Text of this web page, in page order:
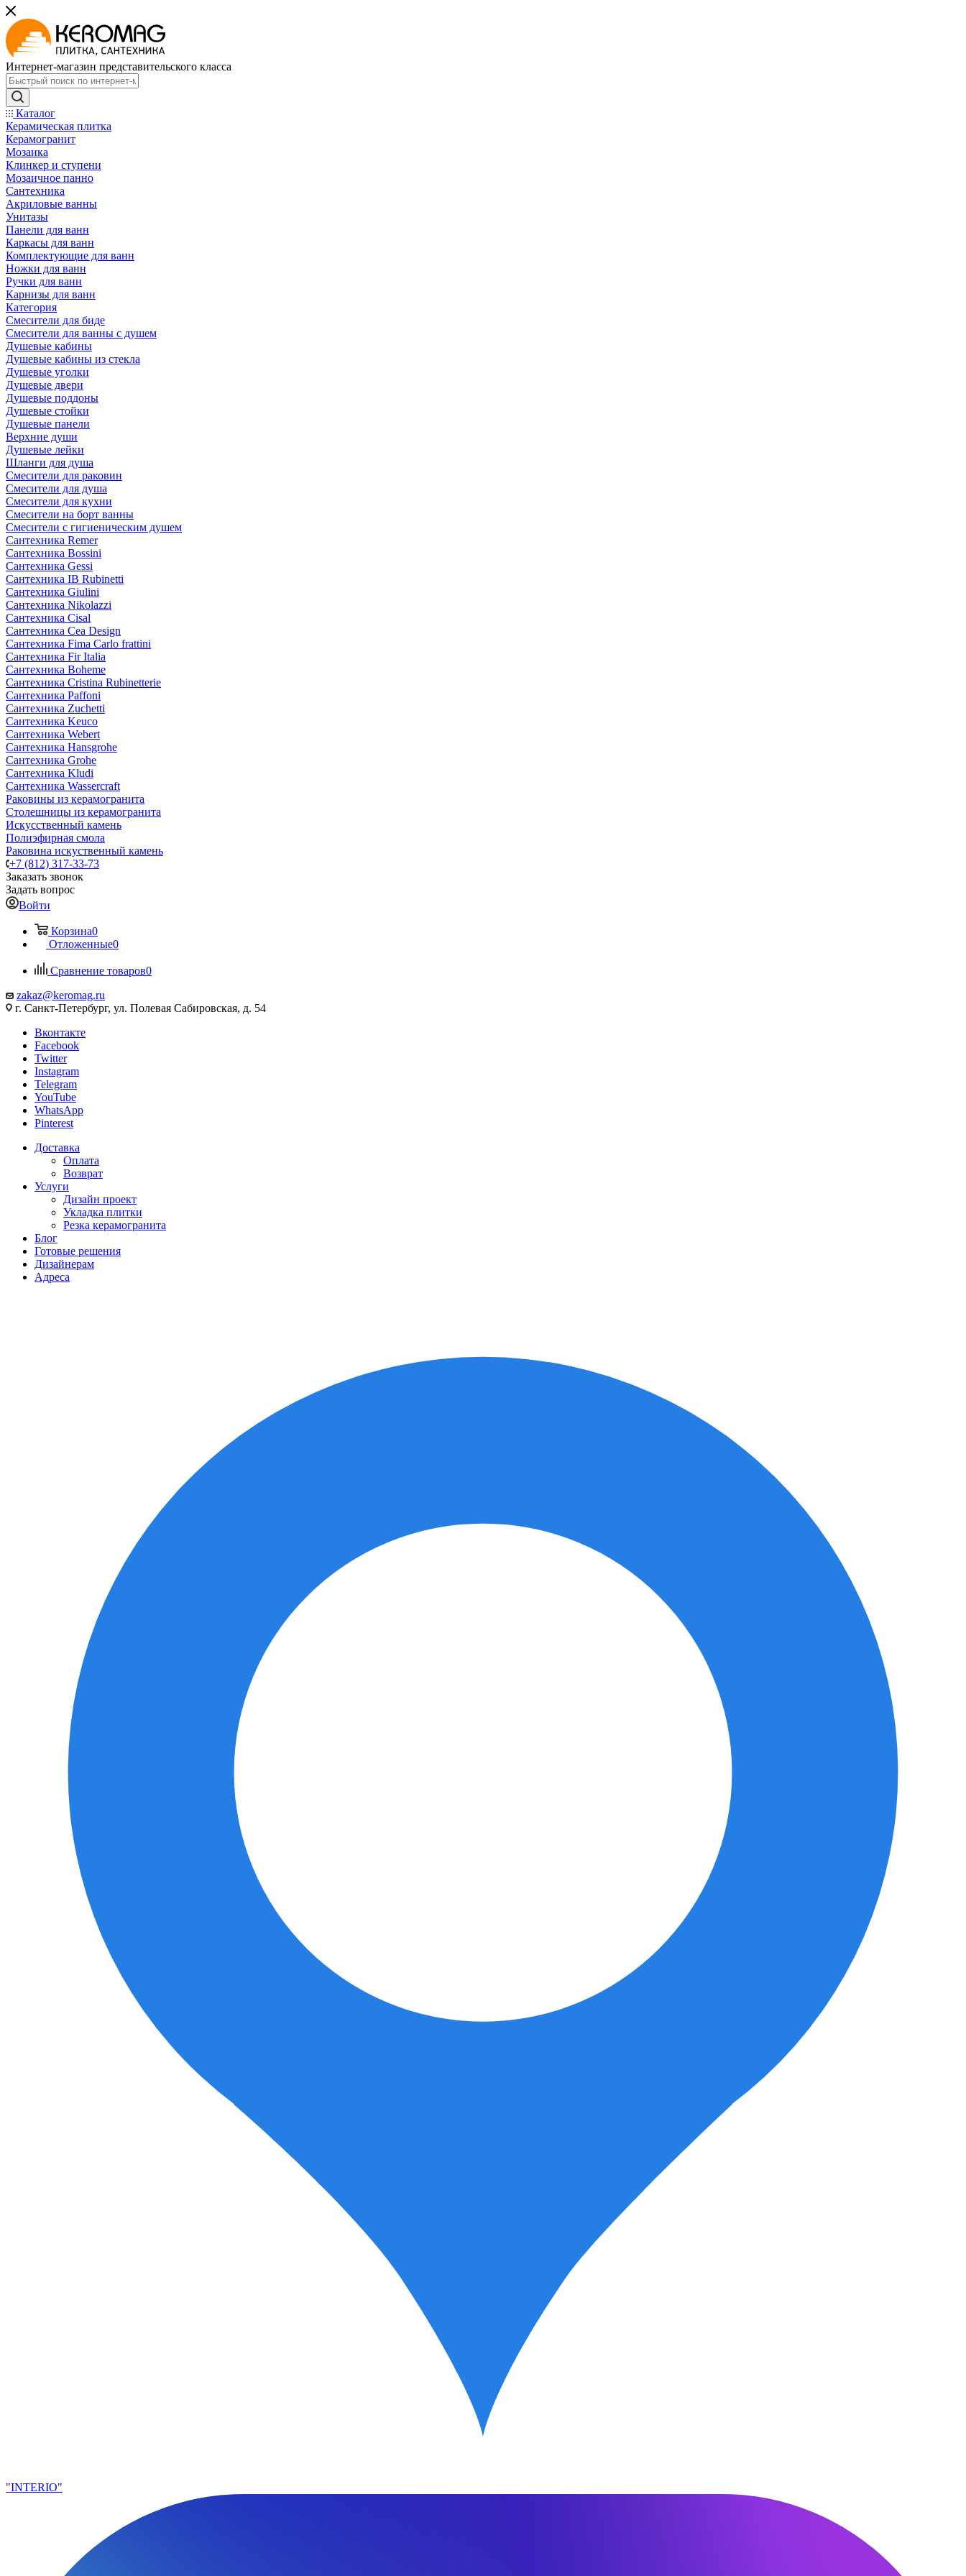
Интернет-магазин представительского класса
Каталог
Керамическая плитка
Керамогранит
Мозаика
Клинкер и ступени
Мозаичное панно
Сантехника
Акриловые ванны
Унитазы
Панели для ванн
Каркасы для ванн
Комплектующие для ванн
Ножки для ванн
Ручки для ванн
Карнизы для ванн
Категория
Смесители для биде
Смесители для ванны с душем
Душевые кабины
Душевые кабины из стекла
Душевые уголки
Душевые двери
Душевые поддоны
Душевые стойки
Душевые панели
Верхние души
Душевые лейки
Шланги для душа
Смесители для раковин
Смесители для душа
Смесители для кухни
Смесители на борт ванны
Смесители с гигиеническим душем
Сантехника Remer
Сантехника Bossini
Сантехника Gessi
Сантехника IB Rubinetti
Сантехника Giulini
Сантехника Nikolazzi
Сантехника Cisal
Сантехника Cea Design
Сантехника Fima Carlo frattini
Сантехника Fir Italia
Сантехника Boheme
Сантехника Cristina Rubinetterie
Сантехника Paffoni
Сантехника Zuchetti
Сантехника Keuco
Сантехника Webert
Сантехника Hansgrohe
Сантехника Grohe
Сантехника Kludi
Сантехника Wassercraft
Раковины из керамогранита
Столешницы из керамогранита
Искусственный камень
Полиэфирная смола
Раковина искуственный камень
+7 (812) 317-33-73
Заказать звонок
Задать вопрос
Войти
Корзина0
Отложенные0
Сравнение товаров0
zakaz@keromag.ru
г. Санкт-Петербург, ул. Полевая Сабировская, д. 54
Вконтакте
Facebook
Twitter
Instagram
Telegram
YouTube
WhatsApp
Pinterest
Доставка
Оплата
Возврат
Услуги
Дизайн проект
Укладка плитки
Резка керамогранита
Блог
Готовые решения
Дизайнерам
Адреса
"INTERIO"